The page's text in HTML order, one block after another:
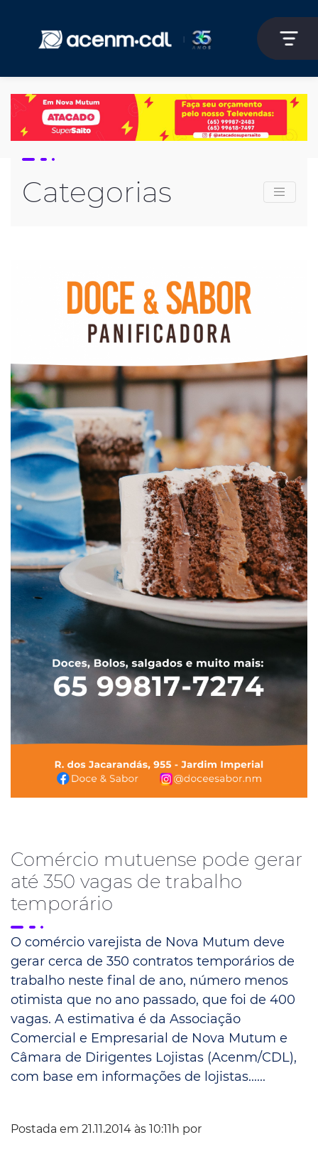
Comércio mutuense pode gerar
até 350 vagas de trabalho
temporário
O comércio varejista de Nova Mutum deve
gerar cerca de 350 contratos temporários de
trabalho neste final de ano, número menos
otimista que no ano passado, que foi de 400
vagas. A estimativa é da Associação
Comercial e Empresarial de Nova Mutum e
Câmara de Dirigentes Lojistas (Acenm/CDL),
com base em informações de lojistas......
Postada em 21.11.2014 às 10:11h por
Categorias